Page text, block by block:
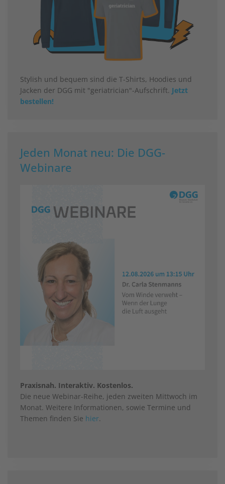
Stylish und bequem sind die T-Shirts, Hoodies und
Jacken der DGG mit "geriatrician"-Aufschrift. Jetzt
bestellen!
Jeden Monat neu: Die DGG-
Webinare
Praxisnah. Interaktiv. Kostenlos.
Die neue Webinar-Reihe, jeden zweiten Mittwoch im
Monat. Weitere Informationen, sowie Termine und
Themen finden Sie hier.